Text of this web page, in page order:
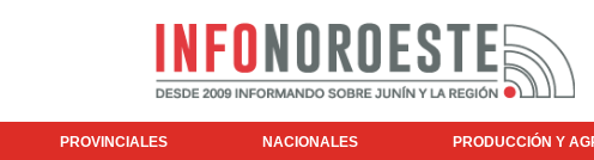
PROVINCIALES NACIONALES PRODUCCIÓN Y